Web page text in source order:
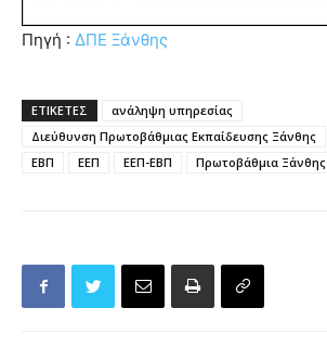
Πηγή : ΔΠΕ Ξάνθης
ΕΤΙΚΕΤΕΣ
ανάληψη υπηρεσίας
Διεύθυνση Πρωτοβάθμιας Εκπαίδευσης Ξάνθης
ΕΒΠ
ΕΕΠ ΕΕΠ-ΕΒΠ Πρωτοβάθμια Ξάνθης